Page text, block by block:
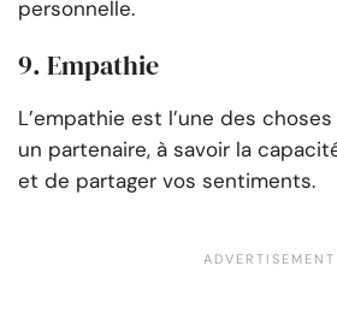
personnelle.
9. Empathie
L’empathie est l’une des
un partenaire, à savoir la
et de partager vos sentiments.